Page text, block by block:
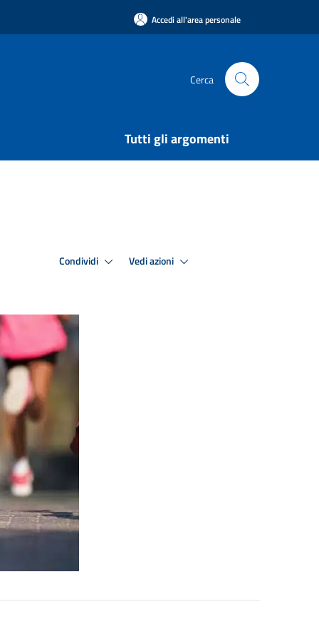
Accedi all'area personale
Cerca
Tutti gli argomenti
Condividi Vedi azioni